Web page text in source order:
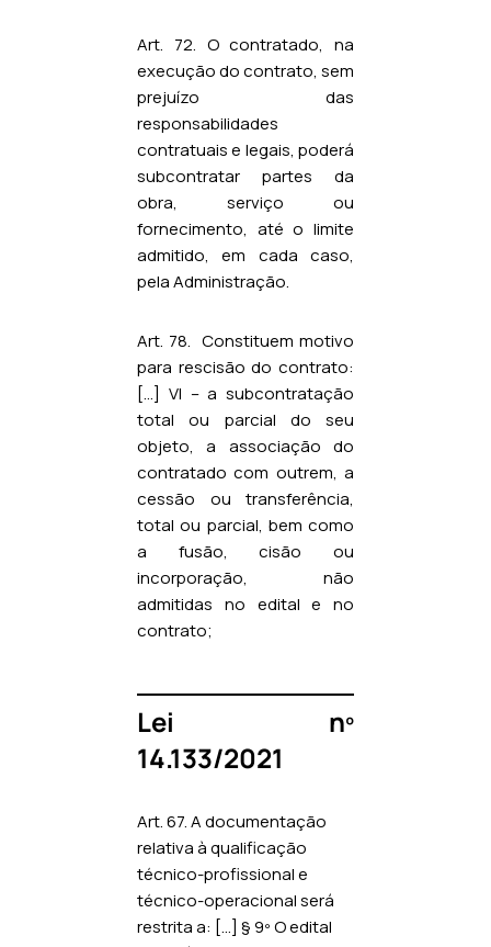
Art. 72. O contratado, na
execução do contrato, sem
prejuízo das
responsabilidades
contratuais e legais, poderá
subcontratar partes da
obra, serviço ou
fornecimento, até o limite
admitido, em cada caso,
pela Administração.
Art. 78. Constituem motivo
para rescisão do contrato:
[…] VI – a subcontratação
total ou parcial do seu
objeto, a associação do
contratado com outrem, a
cessão ou transferência,
total ou parcial, bem como
a fusão, cisão ou
incorporação, não
admitidas no edital e no
contrato;
Lei nº
14.133/2021
Art. 67. A documentação
relativa à qualificação
técnico-profissional e
técnico-operacional será
restrita a: […] § 9º O edital